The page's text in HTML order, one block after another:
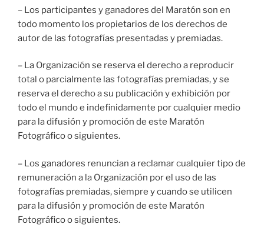
– Los participantes y ganadores del Maratón son en
todo momento los propietarios de los derechos de
autor de las fotografías presentadas y premiadas.
– La Organización se reserva el derecho a reproducir
total o parcialmente las fotografías premiadas, y se
reserva el derecho a su publicación y exhibición por
todo el mundo e indefinidamente por cualquier medio
para la difusión y promoción de este Maratón
Fotográfico o siguientes.
– Los ganadores renuncian a reclamar cualquier tipo de
remuneración a la Organización por el uso de las
fotografías premiadas, siempre y cuando se utilicen
para la difusión y promoción de este Maratón
Fotográfico o siguientes.